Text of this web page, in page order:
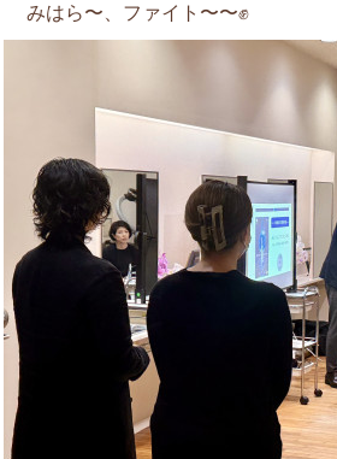
みはら〜、ファイト〜〜✊